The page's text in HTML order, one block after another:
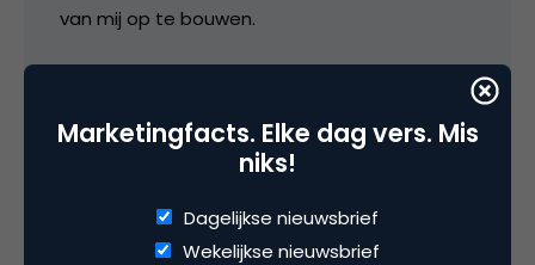
van mij op te bouwen.
‘dingetje’ wat toevallig aanslaat bij een select
Is dat een nuttige toevoeging voor Internet?
Niet voor Leontien maar wel voor Twitter
Marketingfacts. Elke dag vers. Mis
niks!
Dagelijkse nieuwsbrief
Wekelijkse nieuwsbrief